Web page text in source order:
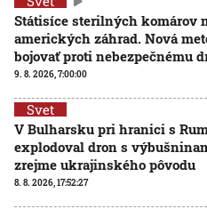
Státisíce sterilných komárov
amerických záhrad. Nová
bojovať proti nebezpečnému
9. 8. 2026, 7:00:00
Svet
V Bulharsku pri hranici s
explodoval dron s
zrejme ukrajinského pôvodu
8. 8. 2026, 17:52:27